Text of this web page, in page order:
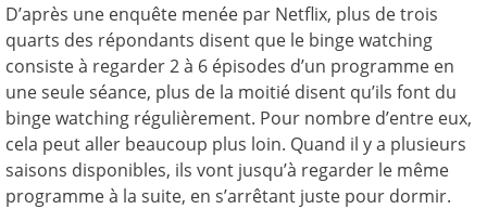
D’après une enquête menée par Netflix, plus de trois
quarts des répondants disent que le binge watching
consiste à regarder 2 à 6 épisodes d’un programme en
une seule séance, plus de la moitié disent qu’ils font du
binge watching régulièrement. Pour nombre d’entre eux,
cela peut aller beaucoup plus loin. Quand il y a plusieurs
saisons disponibles, ils vont jusqu’à regarder le même
programme à la suite, en s’arrêtant juste pour dormir.